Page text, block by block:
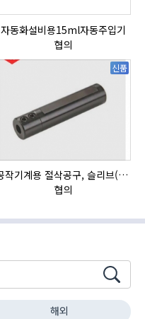
자동화설비용15ml자동주입기
협의
신품
공작기계용 절삭공구, 슬리브(SLEEVE)
협의
해외